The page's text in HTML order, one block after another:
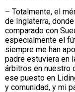
– Totalmente, el
de Inglaterra,
comparado con
especialmente el
siempre me han
padre estuviera en
árbitros en nuestro
ese puesto en
y comunidad, y mi